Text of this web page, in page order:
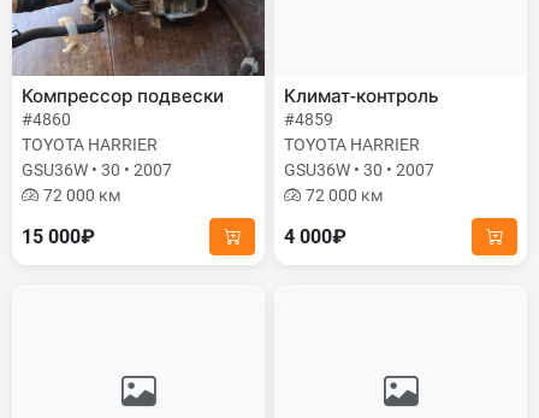
Компрессор подвески
#4860
TOYOTA HARRIER
GSU36W • 30 • 2007
72 000 км
15 000₽
Климат-контроль
#4859
TOYOTA HARRIER
GSU36W • 30 • 2007
72 000 км
4 000₽